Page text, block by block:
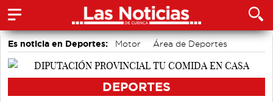
Es noticia en Deportes: Motor
Área de Deportes
Bádminton
DEPORTES